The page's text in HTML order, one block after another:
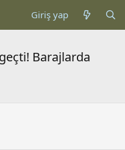
Giriş yap
Barajlarda